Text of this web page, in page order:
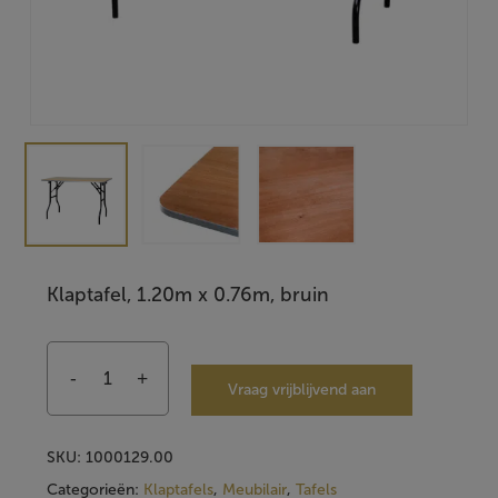
Klaptafel, 1.20m x 0.76m, bruin
Vraag vrijblijvend aan
SKU: 1000129.00
Categorieën: Klaptafels, Meubilair, Tafels